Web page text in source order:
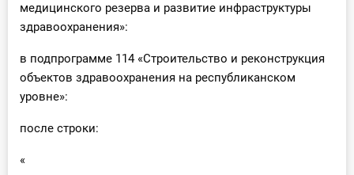
медицинского резерва и развитие инфраструктуры
здравоохранения»:
в подпрограмме 114 «Строительство и реконструкция
объектов здравоохранения на республиканском
уровне»:
после строки:
«